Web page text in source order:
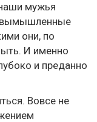
мужья
вымышленные
они, по
И именно
и преданно
Вовсе не